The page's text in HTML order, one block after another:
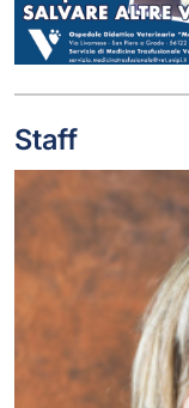
Staff